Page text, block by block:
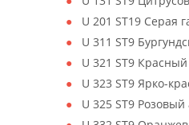
U 201 ST19 Серая
U 311 ST9
U 321 ST9
U 323 ST9 Ярко-
U 325 ST9 Розовый